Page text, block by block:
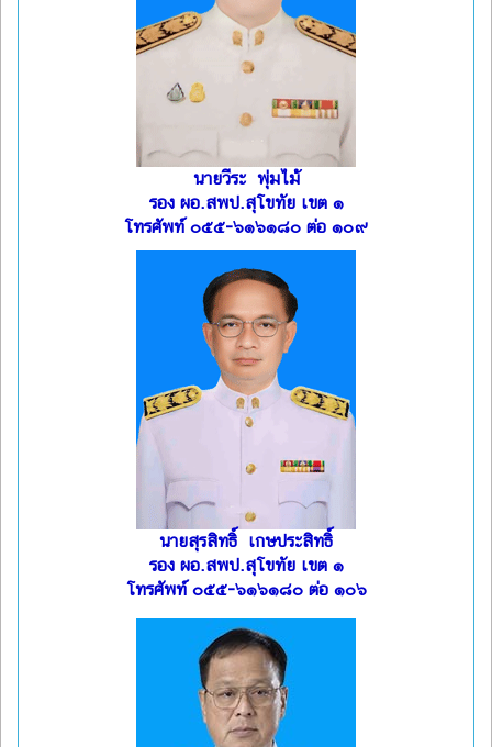
นายวีระ พุ่มไม้
รอง ผอ.สพป.สุโขทัย เขต ๑
โทรศัพท์ ๐๕๕-๖๑๖๑๘๐ ต่อ ๑๐๙
นายสุรสิทธิ์ เกษประสิทธิ์
รอง ผอ.สพป.สุโขทัย เขต ๑
โทรศัพท์ ๐๕๕-๖๑๖๑๘๐ ต่อ ๑๐๖